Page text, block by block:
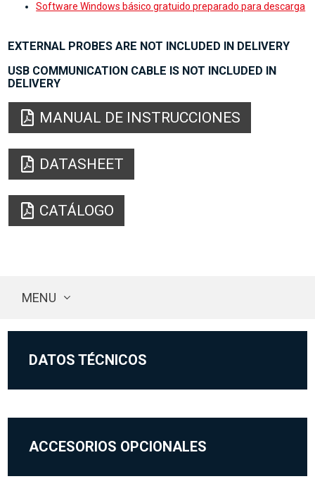
Software Windows básico gratuido preparado para descarga
EXTERNAL PROBES ARE NOT INCLUDED IN DELIVERY
USB COMMUNICATION CABLE IS NOT INCLUDED IN
DELIVERY
MANUAL DE INSTRUCCIONES
DATASHEET
CATÁLOGO
MENU
DATOS TÉCNICOS
ACCESORIOS OPCIONALES